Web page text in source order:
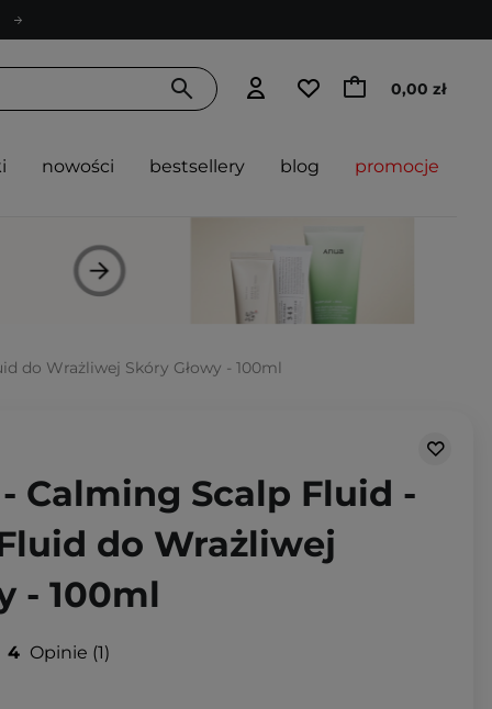
0,00 zł
nowości bestsellery blog promocje
do Wrażliwej Skóry Głowy - 100ml
Calming Scalp Fluid -
do Wrażliwej
- 100ml
4 Opinie 1